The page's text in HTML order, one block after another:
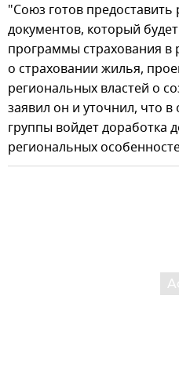
"Союз готов предоставить
документов, который
программы страхования в
о страховании жилья,
региональных властей о
заявил он и уточнил, что
группы войдет доработка
региональных